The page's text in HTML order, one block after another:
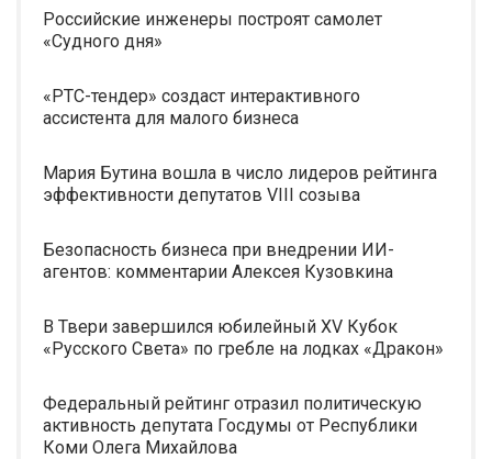
Российские инженеры построят самолет
«Судного дня»
«РТС-тендер» создаст интерактивного
ассистента для малого бизнеса
Мария Бутина вошла в число лидеров рейтинга
эффективности депутатов VIII созыва
Безопасность бизнеса при внедрении ИИ-
агентов: комментарии Алексея Кузовкина
В Твери завершился юбилейный XV Кубок
«Русского Света» по гребле на лодках «Дракон»
Федеральный рейтинг отразил политическую
активность депутата Госдумы от Республики
Коми Олега Михайлова